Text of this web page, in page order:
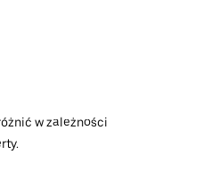
w zależności